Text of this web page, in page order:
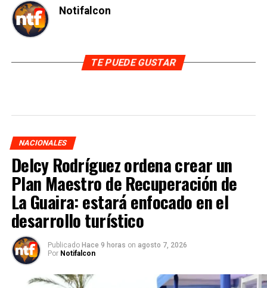
Notifalcon
TE PUEDE GUSTAR
NACIONALES
Delcy Rodríguez ordena crear un
Plan Maestro de Recuperación de
La Guaira: estará enfocado en el
desarrollo turístico
Publicado Hace 9 horas on agosto 7, 2026
Por Notifalcon